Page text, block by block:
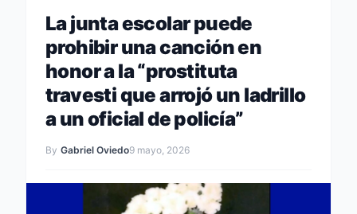
La junta escolar puede
prohibir una canción en
honor a la “prostituta
travesti que arrojó un ladrillo
a un oficial de policía”
By Gabriel Oviedo9 mayo, 2026